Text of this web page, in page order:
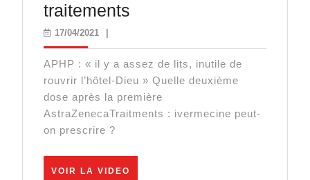
traitements
Vizio
:
Hôtel-
Dieu,
Zeneca,
17/04/202117/04/2021
APHP : « il y a assez de lits, inutile de
rouvrir l’hôtel-Dieu » Quelle deuxième
dose après la première
AstraZenecaTraitments : ivermecine peut-
on prescrire ?
VOIR LA VIDEO